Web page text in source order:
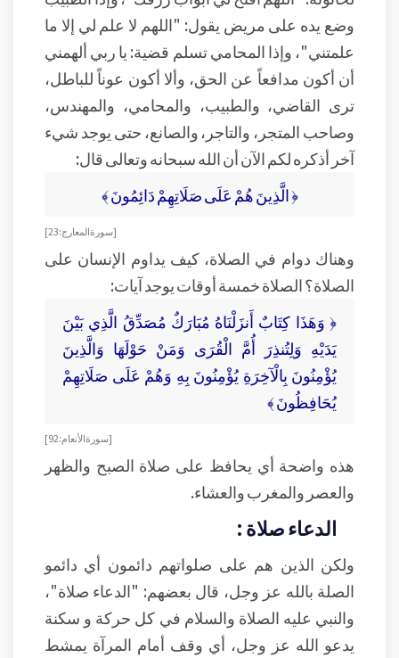
وضع يده على مريض يقول: "اللهم لا علم لي إلا ما
علمتني"، وإذا المحامي تسلم قضية: يا ربي ألهمني
أن أكون مدافعاً عن الحق، وألا أكون عوناً للباطل،
ترى القاضي، والطبيب، والمحامي، والمهندس،
وصاحب المتجر، والتاجر، والصانع، حتى يوجد شيء
آخر أذكره لكم الآن أن الله سبحانه وتعالى قال:
﴿ الَّذِينَ هُمْ عَلَى صَلَاتِهِمْ دَائِمُونَ ﴾
[سورة المعارج: 23]
وهناك دوام في الصلاة، كيف يداوم الإنسان على
الصلاة؟ الصلاة خمسة أوقات يوجد آيات:
﴿ وَهَذَا كِتَابٌ أَنزَلْنَاهُ مُبَارَكٌ مُصَدِّقُ الَّذِي بَيْنَ
يَدَيْهِ وَلِتُنذِرَ أُمَّ الْقُرَى وَمَنْ حَوْلَهَا وَالَّذِينَ
يُؤْمِنُونَ بِالْآخِرَةِ يُؤْمِنُونَ بِهِ وَهُمْ عَلَى صَلَاتِهِمْ
يُحَافِظُونَ ﴾
[ سورة الأنعام: 92 ]
هذه واضحة أي يحافظ على صلاة الصبح والظهر
والعصر والمغرب والعشاء.
الدعاء صلاة :
ولكن الذين هم على صلواتهم دائمون أي دائمو
الصلة بالله عز وجل، قال بعضهم: "الدعاء صلاة"،
والنبي عليه الصلاة والسلام في كل حركة و سكنة
يدعو الله عز وجل، أي وقف أمام المرآة يمشط